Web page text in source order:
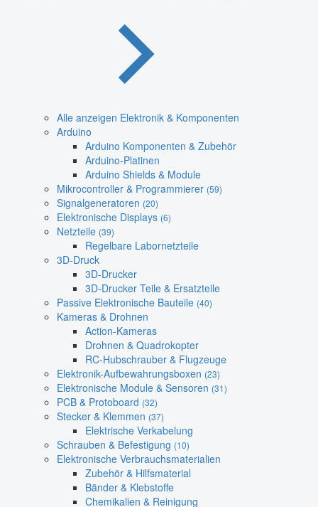
Alle anzeigen Elektronik & Komponenten
Arduino
Arduino Komponenten & Zubehör
Arduino-Platinen
Arduino Shields & Module
Mikrocontroller & Programmierer (59)
Signalgeneratoren (20)
Elektronische Displays (6)
Netzteile (39)
Regelbare Labornetzteile
3D-Druck
3D-Drucker
3D-Drucker Teile & Ersatzteile
Passive Elektronische Bauteile (40)
Kameras & Drohnen
Action-Kameras
Drohnen & Quadrokopter
RC-Hubschrauber & Flugzeuge
Elektronik-Aufbewahrungsboxen (23)
Elektronische Module & Sensoren (31)
PCB & Protoboard (32)
Stecker & Klemmen (37)
Elektrische Verkabelung
Schrauben & Befestigung (10)
Elektronische Verbrauchsmaterialien
Zubehör & Hilfsmaterial
Bänder & Klebstoffe
Chemikalien & Reinigung